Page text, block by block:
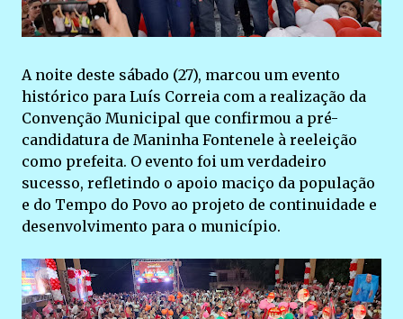
A noite deste sábado (27), marcou um evento
histórico para Luís Correia com a realização da
Convenção Municipal que confirmou a pré-
candidatura de Maninha Fontenele à reeleição
como prefeita. O evento foi um verdadeiro
sucesso, refletindo o apoio maciço da população
e do Tempo do Povo ao projeto de continuidade e
desenvolvimento para o município.